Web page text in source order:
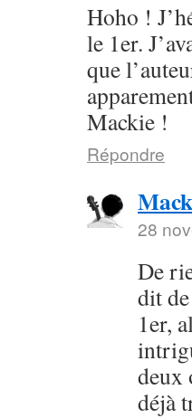
Hoho !
le 1er.
que
Mackie !
Répondre
28
De
dit
1er,
deux
déjà